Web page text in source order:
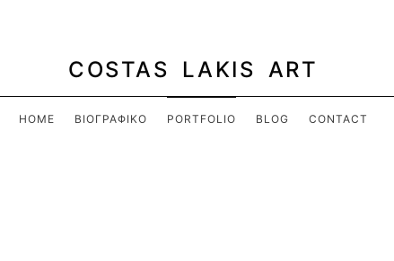
COSTAS LAKIS ART
HOME ΒΙΟΓΡΑΦΙΚΌ PORTFOLIO BLOG CONTACT